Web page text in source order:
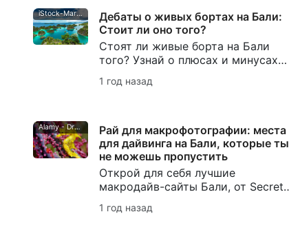
assessments. This transition ensures
guests dive with well-trained, local
SSI-certified professionals, offering
personalized and unforgettable
iStock-MariusLtu
Дебаты о живых бортах на Бали:
Стоит ли оно того?
Стоят ли живые борта на Бали
того? Узнай о плюсах и минусах
лайвабордов на Бали, исследуй
лучшие места для погружений
1 год назад
Alamy - Dray van Beeck
Рай для макрофотографии: места
для дайвинга на Бали, которые ты
не можешь пропустить
Открой для себя лучшие
макродайв-сайты Бали, от Secret
Bay до Seraya Secrets, наполненные
странной и удивительной
1 год назад